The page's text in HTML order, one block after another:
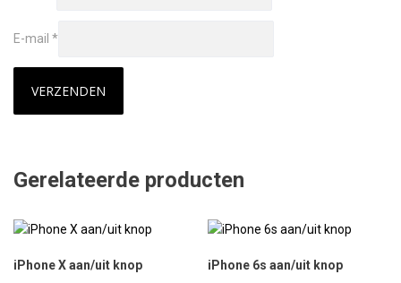
E-mail *
Gerelateerde producten
iPhone X aan/uit knop iPhone 6s aan/uit knop